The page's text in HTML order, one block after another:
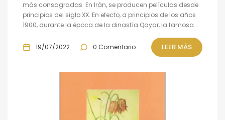
más consagradas. En Irán, se producen películas desde
principios del siglo XX. En efecto, a principios de los años
1900, durante la época de la dinastía Qayar, la famosa...
19/07/2022 0 Comentario LEER MÁS